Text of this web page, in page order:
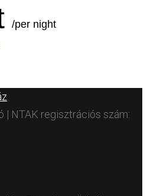
/per night
| NTAK regisztrációs szám: